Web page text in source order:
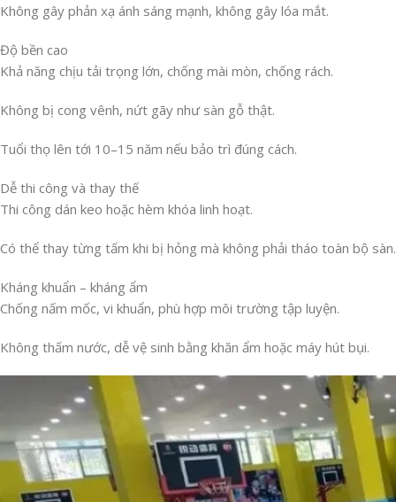
Không gây phản xạ ánh sáng mạnh, không gây lóa mắt.
Độ bền cao
Khả năng chịu tải trọng lớn, chống mài mòn, chống rách.
Không bị cong vênh, nứt gãy như sàn gỗ thật.
Tuổi thọ lên tới 10–15 năm nếu bảo trì đúng cách.
Dễ thi công và thay thế
Thi công dán keo hoặc hèm khóa linh hoạt.
Có thể thay từng tấm khi bị hỏng mà không phải tháo toàn bộ sàn.
Kháng khuẩn – kháng ẩm
Chống nấm mốc, vi khuẩn, phù hợp môi trường tập luyện.
Không thấm nước, dễ vệ sinh bằng khăn ẩm hoặc máy hút bụi.